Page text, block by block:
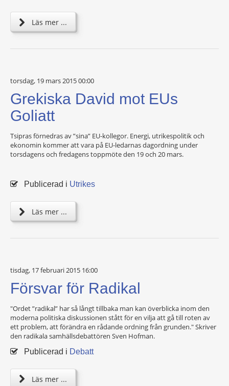
Läs mer ...
torsdag, 19 mars 2015 00:00
Grekiska David mot EUs
Goliatt
Tsipras förnedras av ”sina” EU-kollegor. Energi, utrikespolitik och
ekonomin kommer att vara på EU-ledarnas dagordning under
torsdagens och fredagens toppmöte den 19 och 20 mars.
Publicerad i Utrikes
Läs mer ...
tisdag, 17 februari 2015 16:00
Försvar för Radikal
"Ordet ”radikal” har så långt tillbaka man kan överblicka inom den
moderna politiska diskussionen stått för en vilja att gå till roten av
ett problem, att förändra en rådande ordning från grunden." Skriver
den radikala samhällsdebattören Sven Hofman.
Publicerad i Debatt
Läs mer ...